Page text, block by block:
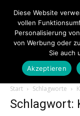
Start Schlagworte
Schlagwort:
Diese Website
vollen
Personalisierung
von Werbung oder
Sie auch
Akzeptieren